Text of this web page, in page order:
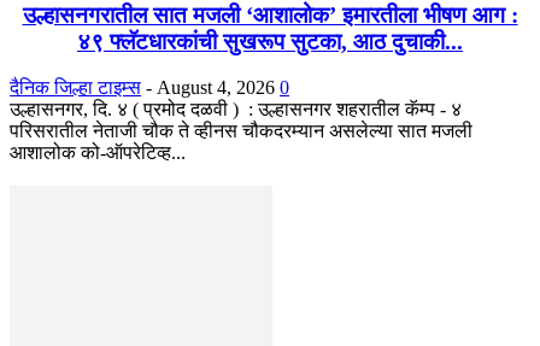
उल्हासनगरातील सात मजली ‘आशालोक’ इमारतीला भीषण आग :
४९ फ्लॅटधारकांची सुखरूप सुटका, आठ दुचाकी...
दैनिक जिल्हा टाइम्स - August 4, 2026 0
उल्हासनगर, दि. ४ ( प्रमोद दळवी ) : उल्हासनगर शहरातील कॅम्प - ४
परिसरातील नेताजी चौक ते व्हीनस चौकदरम्यान असलेल्या सात मजली
आशालोक को-ऑपरेटिव्ह...